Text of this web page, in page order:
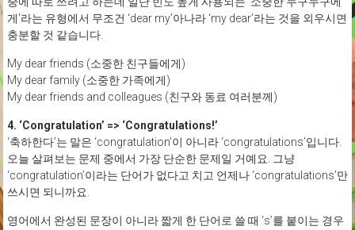
게’라는 유형에서 무조건 ‘dear my’아나라 ‘my dear’라는 것을 외우시면
충분할 것 같습니다.
My dear friends (소중한 친구들에게)
My dear family (소중한 가족에게)
My dear friends and colleagues (친구와 동료 여러분께)
4. ‘Congratulation’ => ‘Congratulations!’
‘축하한다’는 말은 ‘congratulation’이 아니라 ‘congratulations’입니다.
오늘 살펴보는 문제 중에서 가장 단순한 문제일 거예요. 그냥
‘congratulation’이라는 단어가 없다고 치고 언제나 ‘congratulations’만
쓰시면 되니까요.
영어에서 완성된 문장이 아니라 짧게 한 단어로 쓸 때 ‘s’를 붙이는 경우